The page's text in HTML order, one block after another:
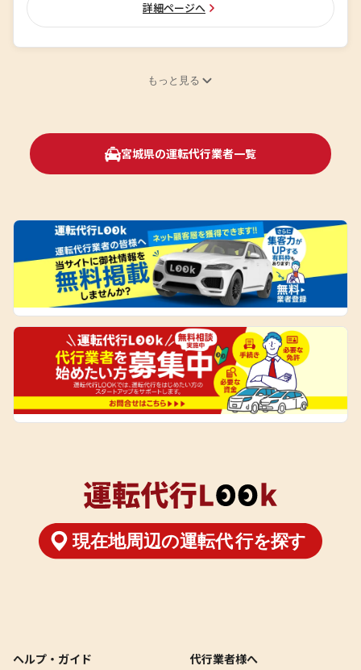
詳細ページへ
もっと見る
宮城県の運転代行業者一覧
ヘルプ・ガイド 代行業者様へ